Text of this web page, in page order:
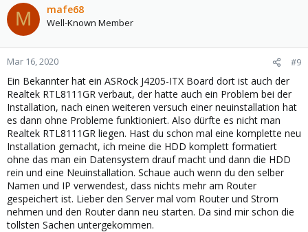
M mafe68
Well-Known Member
Mar 16, 2020 #9
Ein Bekannter hat ein ASRock J4205-ITX Board dort ist auch der
Realtek RTL8111GR verbaut, der hatte auch ein Problem bei der
Installation, nach einen weiteren versuch einer neuinstallation hat
es dann ohne Probleme funktioniert. Also dürfte es nicht man
Realtek RTL8111GR liegen. Hast du schon mal eine komplette neu
Installation gemacht, ich meine die HDD komplett formatiert
ohne das man ein Datensystem drauf macht und dann die HDD
rein und eine Neuinstallation. Schaue auch wenn du den selber
Namen und IP verwendest, dass nichts mehr am Router
gespeichert ist. Lieber den Server mal vom Router und Strom
nehmen und den Router dann neu starten. Da sind mir schon die
tollsten Sachen untergekommen.